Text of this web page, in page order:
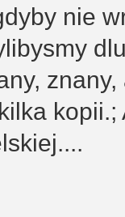
nie
kopii.;